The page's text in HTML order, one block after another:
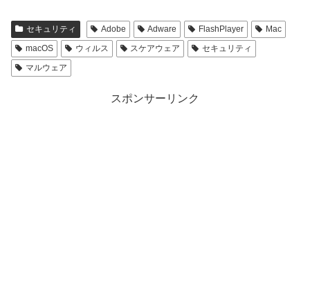
セキュリティ Adobe Adware FlashPlayer
Mac
macOS
ウィルス スケアウェア
セキュリティ
マルウェア
スポンサーリンク